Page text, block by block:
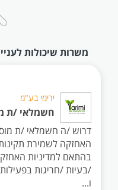
משרות שיכולות
ירימי בע"מ
חשמלאי /ת
דרוש /ה חשמלאי /ת
האחזקה לשמירת תקינות
בהתאם למדיניות
/בעיות /חריגות
ו...